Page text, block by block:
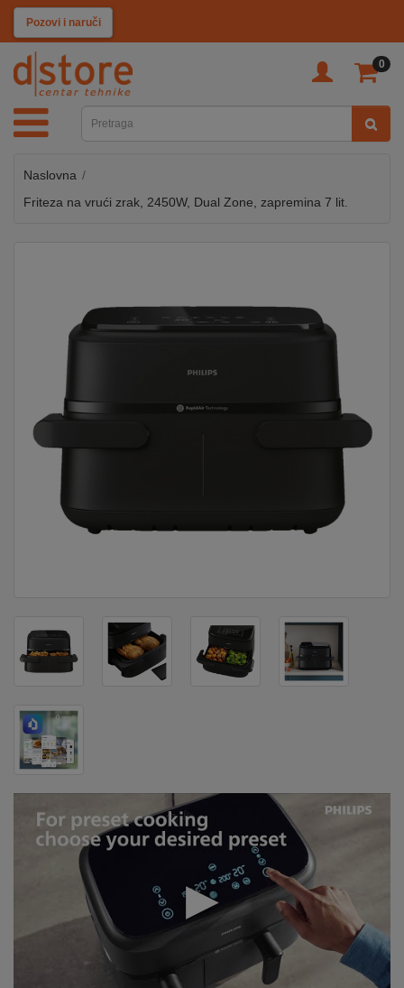
Pozovi i naruči
0
KATEGORIJE
TV
SAT
MOBILNI
UREĐAJI
KUĆANSKI
APARATI
SECURITY
PC
GAME
INTERNO
Naslovna
Friteza na vrući zrak, 2450W, Dual Zone, zapremina 7 lit.